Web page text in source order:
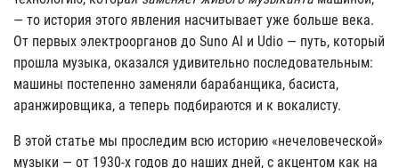
— то история этого явления насчитывает уже больше века.
От первых электроорганов до Suno AI и Udio — путь, который
прошла музыка, оказался удивительно последовательным:
машины постепенно заменяли барабанщика, басиста,
аранжировщика, а теперь подбираются и к вокалисту.
В этой статье мы проследим всю историю «нечеловеческой»
музыки — от 1930-х годов до наших дней, с акцентом как на